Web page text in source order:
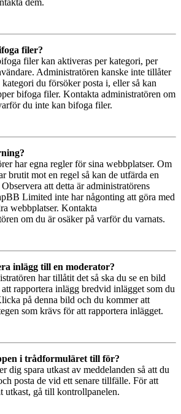
dem.
filer?
filer kan aktiveras per kategori, per
Administratören kanske inte tillåter
du försöker posta i, eller så kan
bifoga filer. Kontakta administratören om
du inte kan bifoga filer.
har egna regler för sina webbplatser. Om
brutit mot en regel så kan de utfärda en
att detta är administratörens
Limited inte har någonting att göra med
webbplatser. Kontakta
om du är osäker på varför du varnats.
inlägg till en moderator?
har tillåtit det så ska du se en bild
rapportera inlägg bredvid inlägget som du
på denna bild och du kommer att
som krävs för att rapportera inlägget.
i trådformuläret till för?
dig spara utkast av meddelanden så att du
posta de vid ett senare tillfälle. För att
utkast, gå till kontrollpanelen.